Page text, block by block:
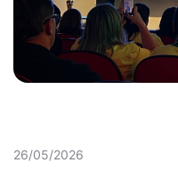
26/05/2026